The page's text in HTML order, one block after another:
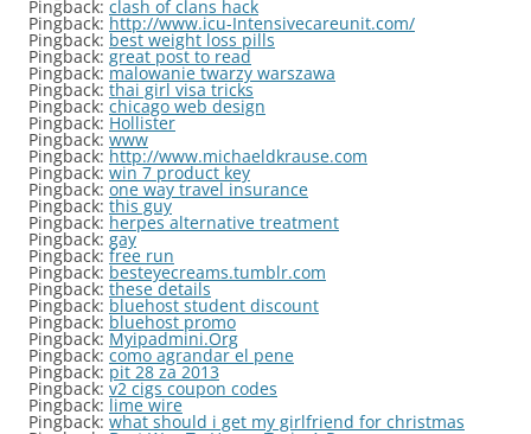
Pingback: clash of clans hack
Pingback: http://www.icu-Intensivecareunit.com/
Pingback: best weight loss pills
Pingback: great post to read
Pingback: malowanie twarzy warszawa
Pingback: thai girl visa tricks
Pingback: chicago web design
Pingback: Hollister
Pingback: www
Pingback: http://www.michaeldkrause.com
Pingback: win 7 product key
Pingback: one way travel insurance
Pingback: this guy
Pingback: herpes alternative treatment
Pingback: gay
Pingback: free run
Pingback: besteyecreams.tumblr.com
Pingback: these details
Pingback: bluehost student discount
Pingback: bluehost promo
Pingback: Myipadmini.Org
Pingback: como agrandar el pene
Pingback: pit 28 za 2013
Pingback: v2 cigs coupon codes
Pingback: lime wire
Pingback: what should i get my girlfriend for christmas